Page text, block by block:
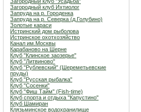
Загородный клуб Ихтиолог
Запруда на р. Городенка
Запруда на р. Северка (д.Голубино)
Золотые караси
Истринский дом рыболова
Истринское охотхозяйство
Канал им.Москвы
Карабаново на Шерне
Клуб "Клинское заозерье"
Клуб "Литвиново"
Клуб "Рублевский" (Шереметьевские
пруды)
Клуб "Русская рыбалка"
Клуб "Сосенки"
Клуб "Фиш Тайм" (Fish-time)
Клуб спорта и отдыха "Капустино"
Клуб Шамиран
Клязьминское водохранилище